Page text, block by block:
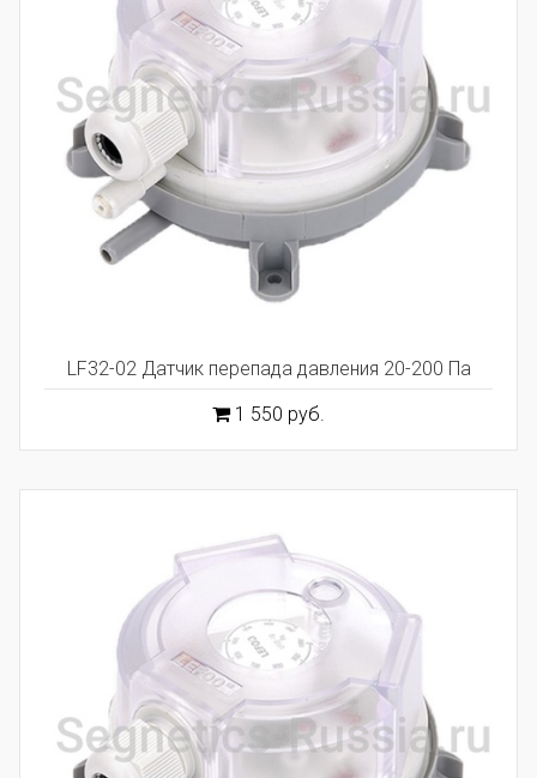
LF32-02 Датчик перепада давления 20-200 Па
1 550 руб.